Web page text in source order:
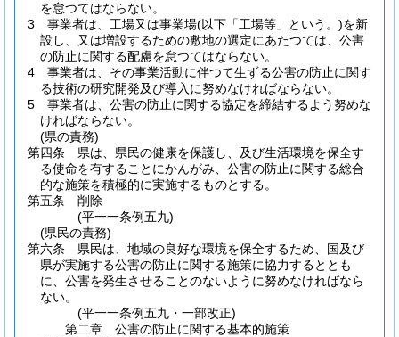
を怠つてはならない。
3
事業者は、工場又は事業場(以下「工場等」という。)を新
設し、又は増設するための敷地の選定にあたつては、公害
の防止に関する配慮を怠つてはならない。
4
事業者は、その事業活動に伴つて生ずる公害の防止に関す
る技術の研究開発及び導入に努めなければならない。
5
事業者は、公害の防止に関する協定を締結するよう努めな
ければならない。
(県の責務)
第四条
県は、県民の健康を保護し、及び生活環境を保全す
る使命を有することにかんがみ、公害の防止に関する総合
的な施策を積極的に実施するものとする。
第五条
削除
(平一一条例五九)
(県民の責務)
第六条
県民は、地域の良好な環境を保全するため、国及び
県が実施する公害の防止に関する施策に協力するととも
に、公害を発生させることのないように努めなければなら
ない。
(平一一条例五九・一部改正)
第二章
公害の防止に関する基本的施策